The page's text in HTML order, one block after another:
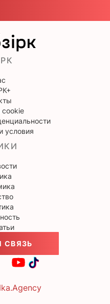
cookie
условия
СВЯЗЬ